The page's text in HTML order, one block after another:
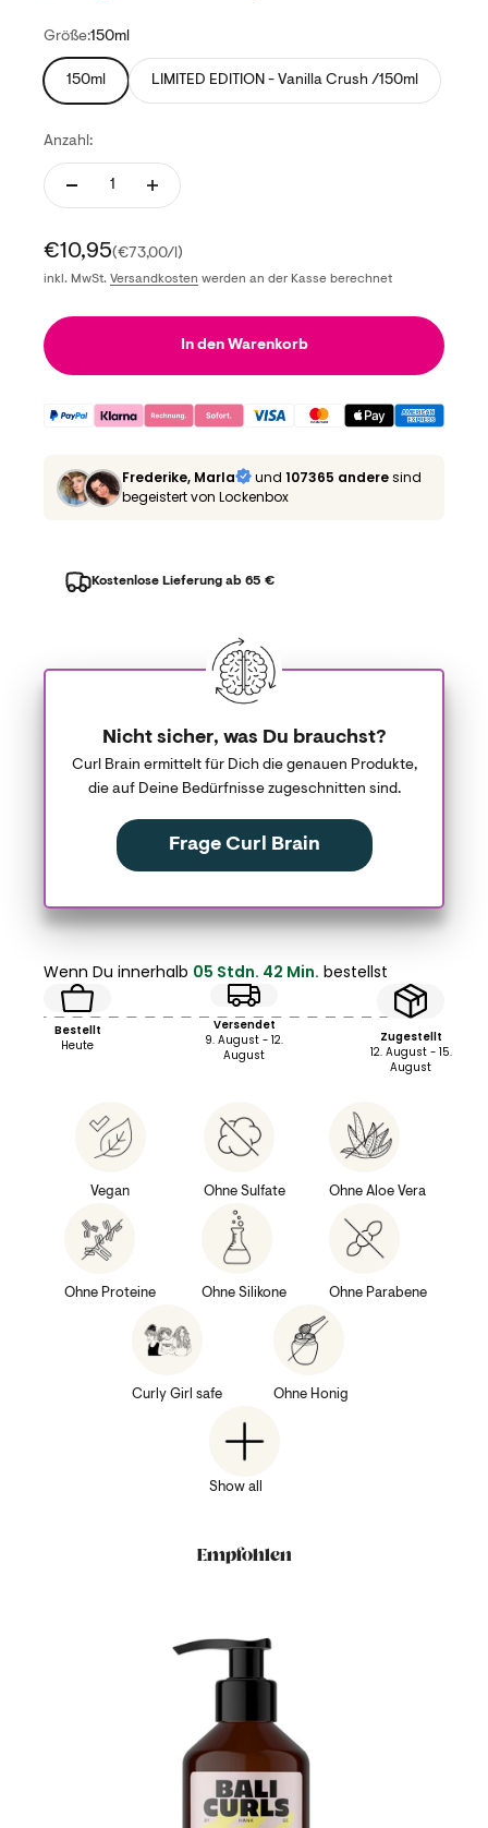
Größe:150ml
150ml LIMITED EDITION - Vanilla Crush /150ml
Anzahl:
Angebot
€10,95(€73,00/l)
inkl. MwSt. Versandkosten werden an der Kasse berechnet
In den Warenkorb
Frederike, Marla und 107365 anderesind
begeistert von Lockenbox
Kostenlose Lieferung ab 65 €
Nicht sicher, was Du brauchst?
Curl Brain ermittelt für Dich die genauen Produkte,
die auf Deine Bedürfnisse zugeschnitten sind.
Frage Curl Brain
Wenn Du innerhalb 05 Stdn. 42 Min. bestellst
Bestellt
Heute
Versendet
9. August - 12.
August
Zugestellt
12. August - 15.
August
Vegan Ohne Sulfate Ohne Aloe Vera
Ohne Proteine Ohne Silikone Ohne Parabene
Curly Girl safe Ohne Honig
Show all
Empfohlen